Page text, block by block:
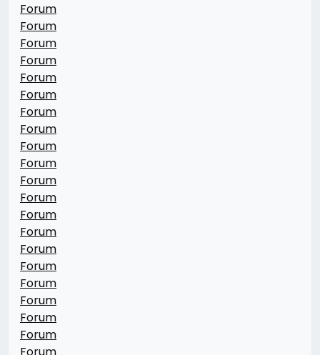
Forum
Forum
Forum
Forum
Forum
Forum
Forum
Forum
Forum
Forum
Forum
Forum
Forum
Forum
Forum
Forum
Forum
Forum
Forum
Forum